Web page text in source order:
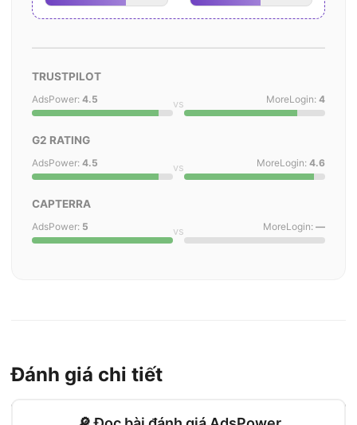
TRUSTPILOT
AdsPower: 4.5 vs MoreLogin: 4
G2 RATING
AdsPower: 4.5 vs MoreLogin: 4.6
CAPTERRA
AdsPower: 5 vs MoreLogin: —
Đánh giá chi tiết